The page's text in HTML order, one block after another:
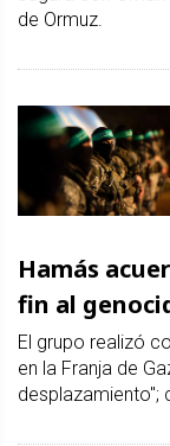
de Ormuz.
Hamás
fin al
El grupo realizó
en la Franja de
desplazamiento";